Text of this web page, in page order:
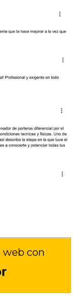
web con